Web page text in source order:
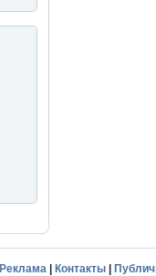
Реклама Контакты